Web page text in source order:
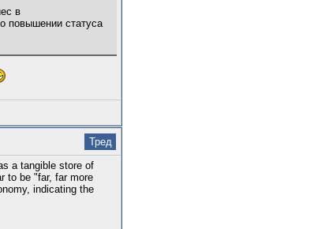
в
повышении статуса
Тред
a tangible store of
to be "far, far more
indicating the